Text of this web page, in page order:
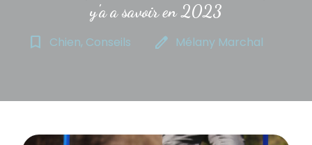
y'a a savoir en 2023
bookmark_border Chien, Conseils edit Mélany Marchal